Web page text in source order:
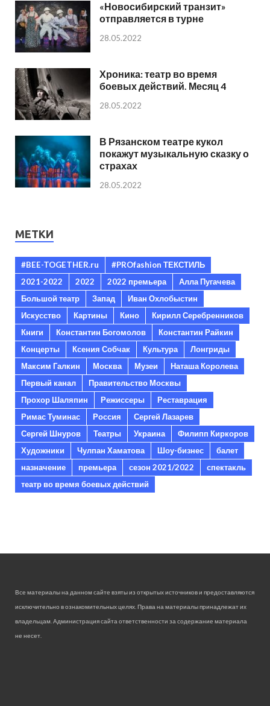
«Новосибирский транзит»
отправляется в турне
28.05.2022
Хроника: театр во время
боевых действий. Месяц 4
28.05.2022
В Рязанском театре кукол
покажут музыкальную сказку о
страхах
28.05.2022
МЕТКИ
#BEE-TOGETHER.ru
#PROfashion ТЕКСТИЛЬ
2021-2022
2022 2022 премьера
Алла Пугачева
Большой театр
Запад
Иван Охлобыстин
Искусство
Картины Кино
Кирилл Серебренников
Книги
Константин Богомолов
Константин Райкин
Концерты
Ксения Собчак Культура
Лонгриды
Максим Галкин
Москва Музеи
Наташа Королева
Первый канал
Правительство Москвы
Прохор Шаляпин
Режиссеры
Реставрация
Римас Туминас
Россия
Сергей Лазарев
Сергей Шнуров
Театры Украина
Филипп Киркоров
Художники
Чулпан Хаматова Шоу-бизнес
балет
назначение
премьера сезон 2021/2022
спектакль
театр во время боевых действий
Все материалы на данном сайте взяты из открытых источников и предоставляются
исключительно в ознакомительных целях. Права на материалы принадлежат их
владельцам. Администрация сайта ответственности за содержание материала
не несет.